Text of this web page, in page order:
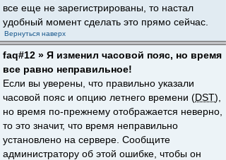
все еще не зарегистрированы, то настал
удобный момент сделать это прямо сейчас.
Вернуться наверх
faq#12 » Я изменил часовой пояс, но время
все равно неправильное!
Если вы уверены, что правильно указали
часовой пояс и опцию летнего времени (DST),
но время по-прежнему отображается неверно,
то это значит, что время неправильно
установлено на сервере. Сообщите
администратору об этой ошибке, чтобы он